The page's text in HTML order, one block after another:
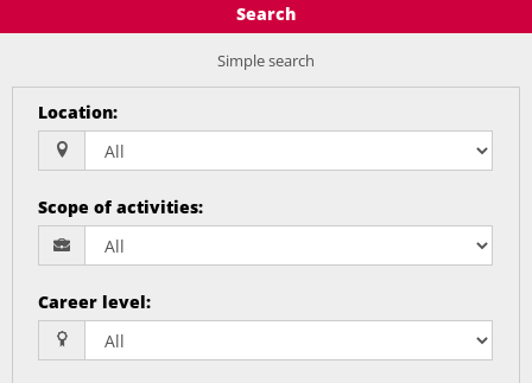
Search
Simple search
Location:
Scope of activities:
Career level: